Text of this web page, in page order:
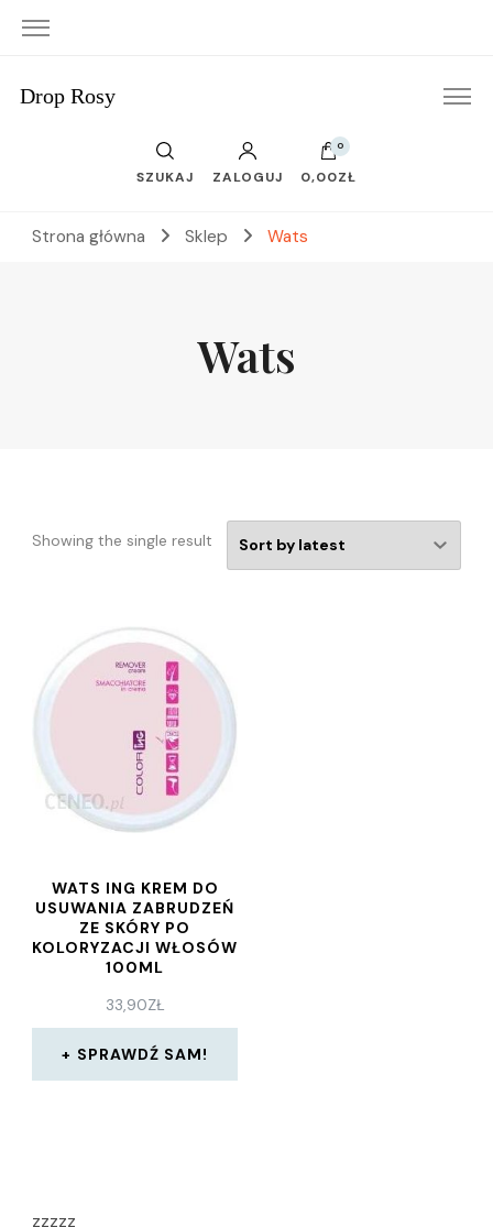
Drop Rosy
SZUKAJ ZALOGUJ
0
0,00ZŁ
Strona główna Sklep Wats
Wats
Showing the single result
WATS ING KREM DO
USUWANIA ZABRUDZEŃ
ZE SKÓRY PO
KOLORYZACJI WŁOSÓW
100ML
33,90ZŁ
SPRAWDŹ SAM!
zzzzz